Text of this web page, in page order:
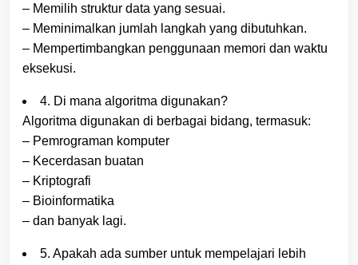
– Memilih struktur data yang sesuai.
– Meminimalkan jumlah langkah yang dibutuhkan.
– Mempertimbangkan penggunaan memori dan waktu
eksekusi.
4. Di mana algoritma digunakan?
Algoritma digunakan di berbagai bidang, termasuk:
– Pemrograman komputer
– Kecerdasan buatan
– Kriptografi
– Bioinformatika
– dan banyak lagi.
5. Apakah ada sumber untuk mempelajari lebih